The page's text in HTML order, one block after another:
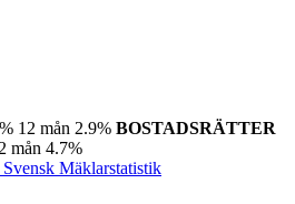
12 mån 2.9% BOSTADSRÄTTER
mån 4.7%
Mäklarstatistik